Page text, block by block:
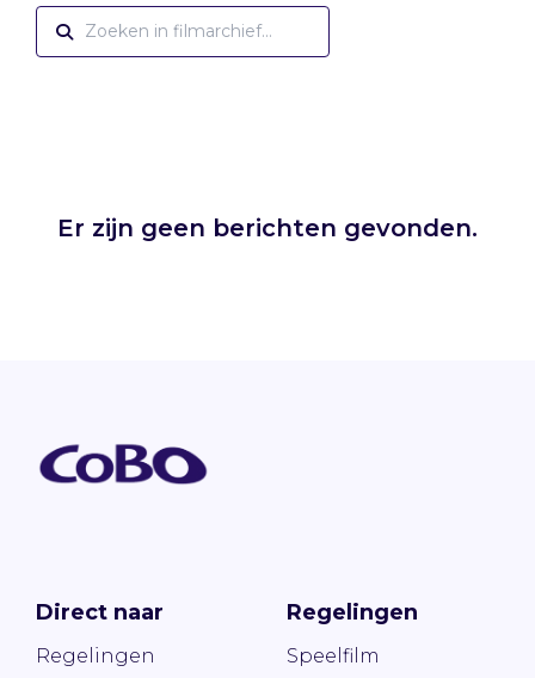
Er zijn geen berichten gevonden.
Direct naar
Regelingen
Regelingen
Speelfilm